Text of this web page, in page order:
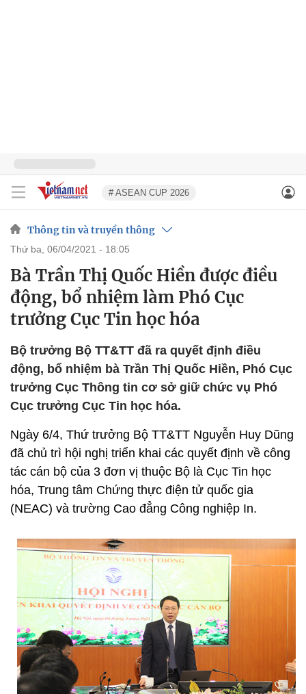
# ASEAN CUP 2026
Thông tin và truyền thông
thứ ba, 06/04/2021 - 18:05
Bà Trần Thị Quốc Hiền được điều
động, bổ nhiệm làm Phó Cục
trưởng Cục Tin học hóa
Bộ trưởng Bộ TT&TT đã ra quyết định điều
động, bổ nhiệm bà Trần Thị Quốc Hiền, Phó Cục
trưởng Cục Thông tin cơ sở giữ chức vụ Phó
Cục trưởng Cục Tin học hóa.
Ngày 6/4, Thứ trưởng Bộ TT&TT Nguyễn Huy Dũng
đã chủ trì hội nghị triển khai các quyết định về công
tác cán bộ của 3 đơn vị thuộc Bộ là Cục Tin học
hóa, Trung tâm Chứng thực điện tử quốc gia
(NEAC) và trường Cao đẳng Công nghiệp In.